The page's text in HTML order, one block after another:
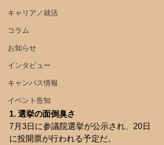
キャリア／就活
コラム
お知らせ
インタビュー
キャンパス情報
イベント告知
1. 選挙の面倒臭さ
7月3日に参議院選挙が公示され、20日
に投開票が行われる予定だ。